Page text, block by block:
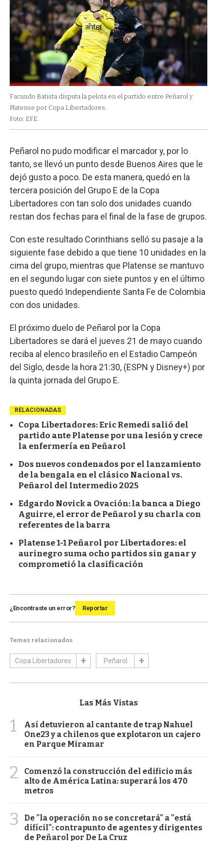
Facundo Batista disputa la pelota en el partido entre Peñarol y
Platense por Copa Libertadores.
Foto: EFE.
Peñarol no pudo modificar el marcador y, por lo
tanto, se llevó un punto desde Buenos Aires que le
dejó gusto a poco. De esta manera, quedó en la
tercera posición del Grupo E de la Copa
Libertadores con tan solo dos unidades cuando
restan dos fechas para el final de la fase de grupos.
Con este resultado Corinthians selló su pasaje a la
siguiente fase debido a que tiene 10 unidades en la
cima del grupo, mientras que Platense se mantuvo
en el segundo lugar con siete puntos y en el último
puesto quedó Independiente Santa Fe de Colombia
con dos unidades.
El próximo duelo de Peñarol por la Copa
Libertadores se dará el jueves 21 de mayo cuando
reciba al elenco brasileño en el Estadio Campeón
del Siglo, desde la hora 21:30, (ESPN y Disney+) por
la quinta jornada del Grupo E.
RELACIONADAS
Copa Libertadores: Eric Remedi salió del
partido ante Platense por una lesión y crece
la enfermería en Peñarol
Dos nuevos condenados por el lanzamiento
de la bengala en el clásico Nacional vs.
Peñarol del Intermedio 2025
Edgardo Novick a Ovación: la banca a Diego
Aguirre, el error de Peñarol y su charla con
referentes de la barra
Platense 1-1 Peñarol por Libertadores: el
aurinegro suma ocho partidos sin ganar y
comprometió la clasificación
¿Encontraste un error? Reportar
Temas relacionados
Copa Libertadores Peñarol
Las Más Vistas
1
Así detuvieron al cantante de trap Nahuel
One23 y a chilenos que explotaron un cajero
en Parque Miramar
2
Comenzó la construcción del edificio más
alto de América Latina: superará los 470
metros
3
De "la operación no se concretará" a "está
difícil": contrapunto de agentes y dirigentes
de Peñarol por De La Cruz